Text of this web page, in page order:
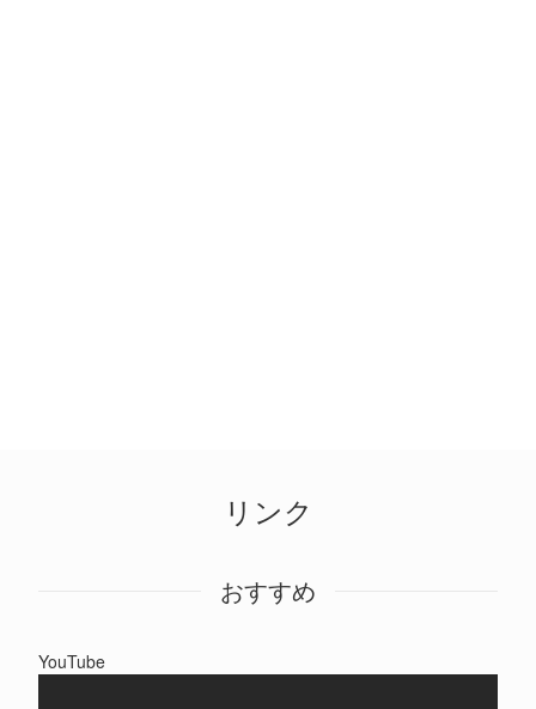
リンク
おすすめ
YouTube